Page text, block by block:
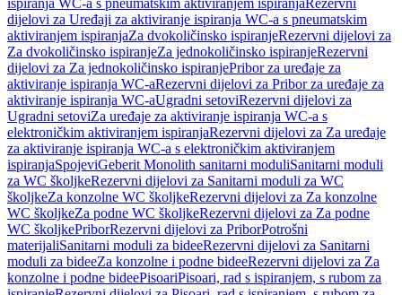
ispiranja WC-a s pneumatskim aktiviranjem ispiranjaRezervni
dijelovi za Uređaji za aktiviranje ispiranja WC-a s pneumatskim
aktiviranjem ispiranjaZa dvokoličinsko ispiranjeRezervni dijelovi za
Za dvokoličinsko ispiranjeZa jednokoličinsko ispiranjeRezervni
dijelovi za Za jednokoličinsko ispiranjePribor za uređaje za
aktiviranje ispiranja WC-aRezervni dijelovi za Pribor za uređaje za
aktiviranje ispiranja WC-aUgradni setoviRezervni dijelovi za
Ugradni setoviZa uređaje za aktiviranje ispiranja WC-a s
elektroničkim aktiviranjem ispiranjaRezervni dijelovi za Za uređaje
za aktiviranje ispiranja WC-a s elektroničkim aktiviranjem
ispiranjaSpojeviGeberit Monolith sanitarni moduliSanitarni moduli
za WC školjkeRezervni dijelovi za Sanitarni moduli za WC
školjkeZa konzolne WC školjkeRezervni dijelovi za Za konzolne
WC školjkeZa podne WC školjkeRezervni dijelovi za Za podne
WC školjkePriborRezervni dijelovi za PriborPotrošni
materijaliSanitarni moduli za bideeRezervni dijelovi za Sanitarni
moduli za bideeZa konzolne i podne bideeRezervni dijelovi za Za
konzolne i podne bideePisoariPisoari, rad s ispiranjem, s rubom za